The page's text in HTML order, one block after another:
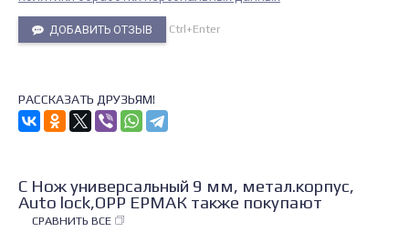
ДОБАВИТЬ ОТЗЫВ Ctrl+Enter
РАССКАЗАТЬ ДРУЗЬЯМ!
С Нож универсальный 9 мм, метал.корпус,
Auto lock,OPP ЕРМАК также покупают
СРАВНИТЬ ВСЕ